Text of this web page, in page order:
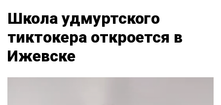
Школа удмуртского
тиктокера откроется в
Ижевске